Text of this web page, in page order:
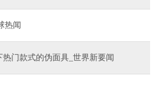
热闻
门款式的伪面具_世界新要闻